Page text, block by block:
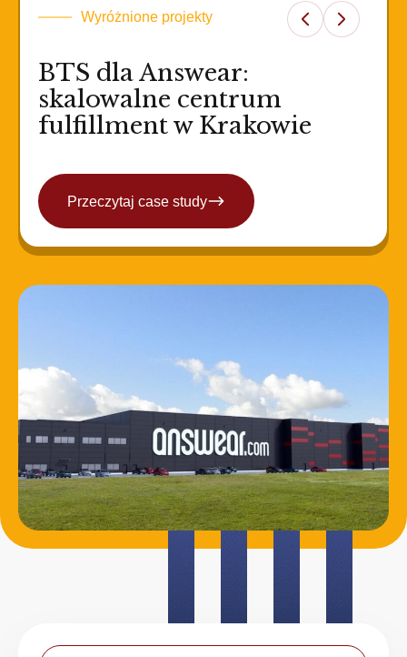
Wyróżnione projekty
BTS dla Answear:
skalowalne centrum
fulfillment w Krakowie
Przeczytaj case study